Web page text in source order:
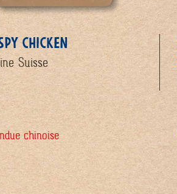
CHICKEN
Suisse